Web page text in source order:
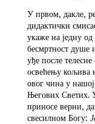
У првом, дакле,
дидактички
укаже на једну
бесмртност душе
уђе после
освећењу кољива
овог чина у
Његових Светих.
приносе верни,
свесилном Богу: